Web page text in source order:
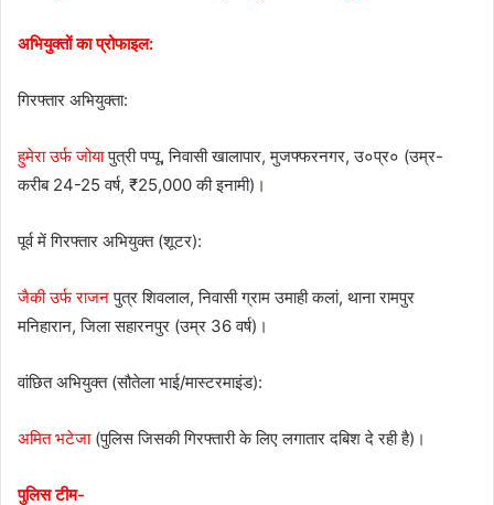
अभियुक्तों का प्रोफाइल:
गिरफ्तार अभियुक्ता:
हुमेरा उर्फ जोयापुत्री पप्पू, निवासी खालापार, मुजफ्फरनगर, उ०प्र० (उम्र-
करीब 24-25 वर्ष, ₹25,000 की इनामी)।
पूर्व में गिरफ्तार अभियुक्त (शूटर):
जैकी उर्फ राजनपुत्र शिवलाल, निवासी ग्राम उमाही कलां, थाना रामपुर
मनिहारान, जिला सहारनपुर (उम्र 36 वर्ष)।
वांछित अभियुक्त (सौतेला भाई/मास्टरमाइंड):
अमित भटेजा(पुलिस जिसकी गिरफ्तारी के लिए लगातार दबिश दे रही है)।
पुलिस टीम-